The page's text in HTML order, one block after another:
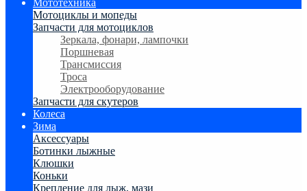
Мототехника
Мотоциклы и мопеды
Запчасти для мотоциклов
Зеркала, фонари, лампочки
Поршневая
Трансмиссия
Троса
Электрооборудование
Запчасти для скутеров
Колеса
Зима
Аксессуары
Ботинки лыжные
Клюшки
Коньки
Крепление для лыж, мази